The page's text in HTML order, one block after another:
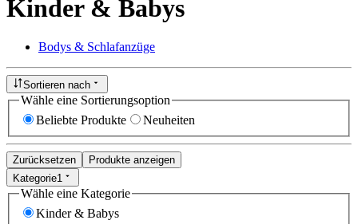
Kinder & Babys
Bodys & Schlafanzüge
Sortieren nach
Wähle eine Sortierungsoption
Beliebte Produkte
Neuheiten
Zurücksetzen
Produkte anzeigen
Kategorie1
Wähle eine Kategorie
Kinder & Babys